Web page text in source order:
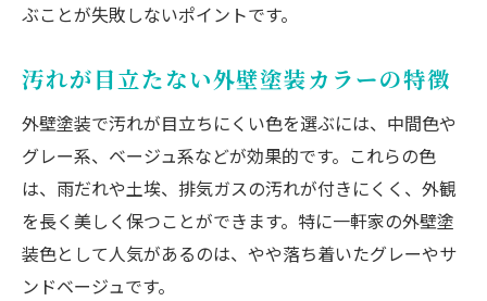
ぶことが失敗しないポイントです。
汚れが目立たない外壁塗装カラーの特徴
外壁塗装で汚れが目立ちにくい色を選ぶには、中間色や
グレー系、ベージュ系などが効果的です。これらの色
は、雨だれや土埃、排気ガスの汚れが付きにくく、外観
を長く美しく保つことができます。特に一軒家の外壁塗
装色として人気があるのは、やや落ち着いたグレーやサ
ンドベージュです。